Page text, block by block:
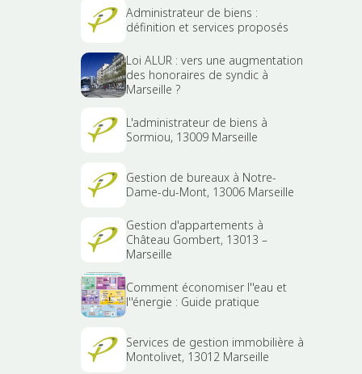
Administrateur de biens :
définition et services proposés
Loi ALUR : vers une augmentation
des honoraires de syndic à
Marseille ?
L'administrateur de biens à
Sormiou, 13009 Marseille
Gestion de bureaux à Notre-
Dame-du-Mont, 13006 Marseille
Gestion d'appartements à
Château Gombert, 13013 –
Marseille
Comment économiser l''eau et
l''énergie : Guide pratique
Services de gestion immobilière à
Montolivet, 13012 Marseille